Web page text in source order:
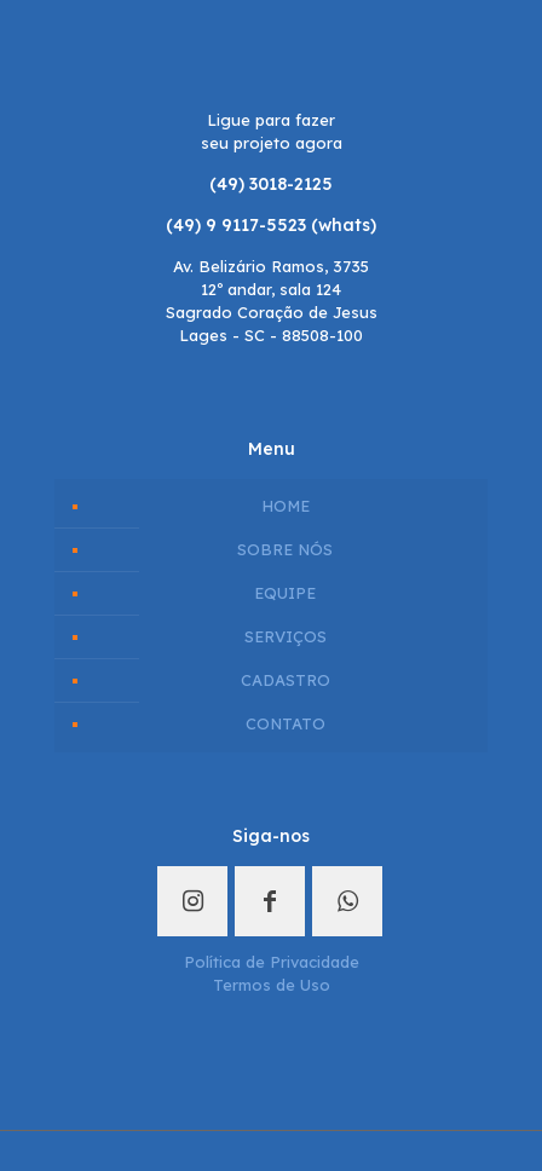
Ligue para fazer
seu projeto agora
(49) 3018-2125
(49) 9 9117-5523 (whats)
Av. Belizário Ramos, 3735
12º andar, sala 124
Sagrado Coração de Jesus
Lages - SC - 88508-100
Menu
HOME
SOBRE NÓS
EQUIPE
SERVIÇOS
CADASTRO
CONTATO
Siga-nos
Política de Privacidade
Termos de Uso